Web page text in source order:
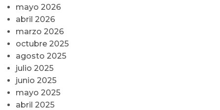
mayo 2026
abril 2026
marzo 2026
octubre 2025
agosto 2025
julio 2025
junio 2025
mayo 2025
abril 2025